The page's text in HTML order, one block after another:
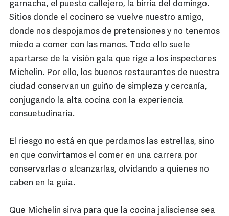
garnacha, el puesto callejero, la birria del domingo.
Sitios donde el cocinero se vuelve nuestro amigo,
donde nos despojamos de pretensiones y no tenemos
miedo a comer con las manos. Todo ello suele
apartarse de la visión gala que rige a los inspectores
Michelin. Por ello, los buenos restaurantes de nuestra
ciudad conservan un guiño de simpleza y cercanía,
conjugando la alta cocina con la experiencia
consuetudinaria.
El riesgo no está en que perdamos las estrellas, sino
en que convirtamos el comer en una carrera por
conservarlas o alcanzarlas, olvidando a quienes no
caben en la guía.
Que Michelin sirva para que la cocina jalisciense sea